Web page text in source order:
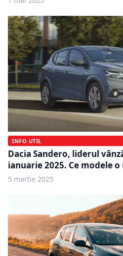
INFO UTIL
Dacia Sandero, liderul
ianuarie 2025. Ce modele
5 martie 2025